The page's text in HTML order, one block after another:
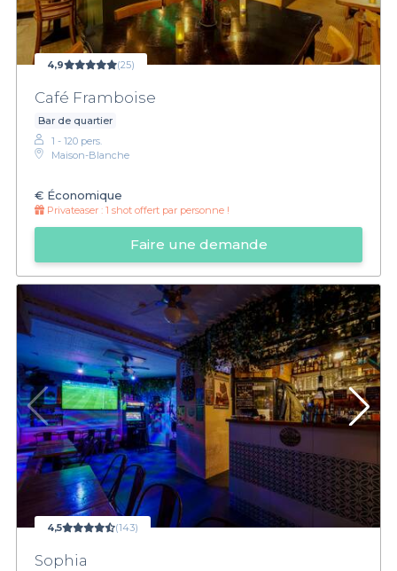
4,9 (25)
Café Framboise
Bar de quartier
1 - 120 pers.
Maison-Blanche
€ Économique
Privateaser : 1 shot offert par personne !
Faire une demande
4,5 (143)
Sophia